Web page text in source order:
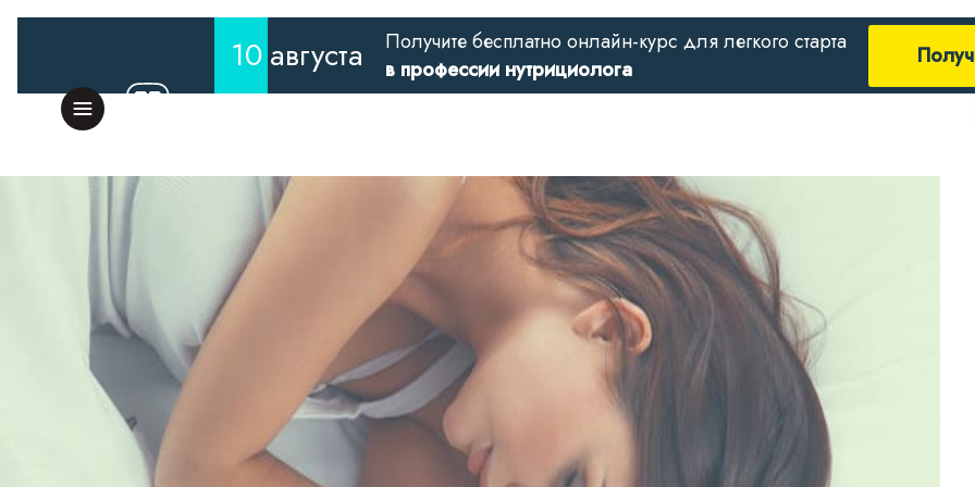
10августа
Получите бесплатно онлайн-курс для легкого старта
в профессии нутрициолога